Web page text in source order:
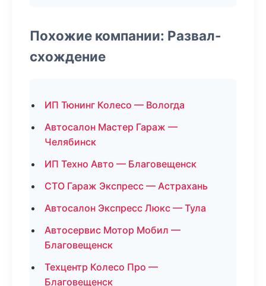
Похожие компании: Развал-
схождение
ИП Тюнинг Колесо — Вологда
Автосалон Мастер Гараж —
Челябинск
ИП Техно Авто — Благовещенск
СТО Гараж Экспресс — Астрахань
Автосалон Экспресс Люкс — Тула
Автосервис Мотор Мобил —
Благовещенск
Техцентр Колесо Про —
Благовещенск